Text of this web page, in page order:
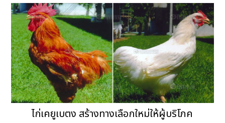
ไก่เคยูเบตง สร้างทางเลือกใหม่ให้ผู้บริโภค